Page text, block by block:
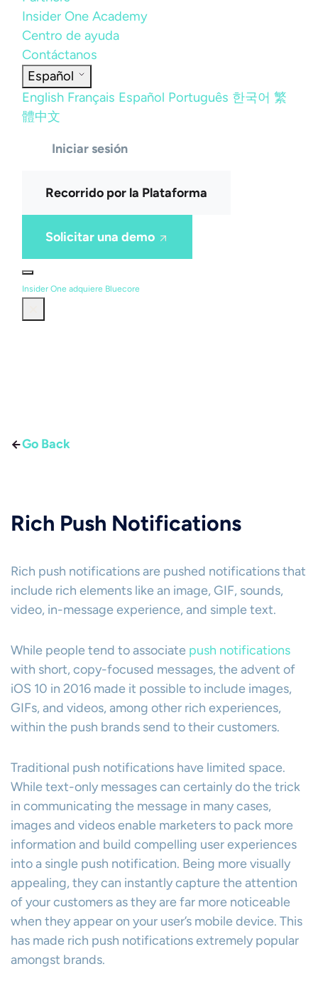
Insider One Academy
Centro de ayuda
Contáctanos
Español
English Français Español Português 한국어 繁
體中文
Iniciar sesión
Recorrido por la Plataforma
Solicitar una demo
Insider One adquiere Bluecore
Go Back
Rich Push Notifications
Rich push notifications are pushed notifications that
include rich elements like an image, GIF, sounds,
video, in-message experience, and simple text.
While people tend to associate push notifications
with short, copy-focused messages, the advent of
iOS 10 in 2016 made it possible to include images,
GIFs, and videos, among other rich experiences,
within the push brands send to their customers.
Traditional push notifications have limited space.
While text-only messages can certainly do the trick
in communicating the message in many cases,
images and videos enable marketers to pack more
information and build compelling user experiences
into a single push notification. Being more visually
appealing, they can instantly capture the attention
of your customers as they are far more noticeable
when they appear on your user’s mobile device. This
has made rich push notifications extremely popular
amongst brands.